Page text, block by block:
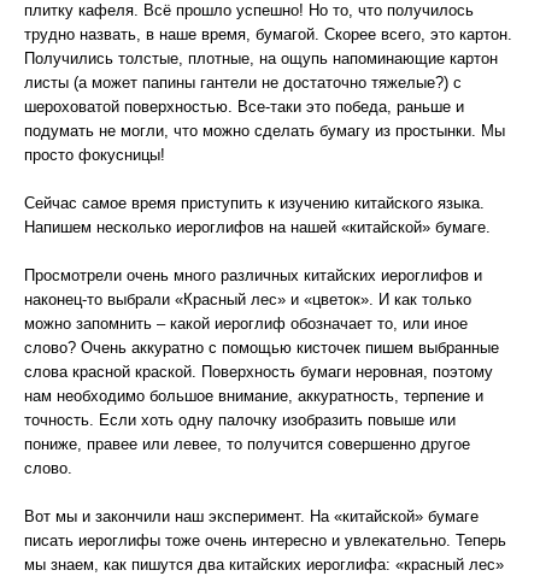
плитку кафеля. Всё прошло успешно! Но то, что получилось
трудно назвать, в наше время, бумагой. Скорее всего, это картон.
Получились толстые, плотные, на ощупь напоминающие картон
листы (а может папины гантели не достаточно тяжелые?) с
шероховатой поверхностью. Все-таки это победа, раньше и
подумать не могли, что можно сделать бумагу из простынки. Мы
просто фокусницы!
Сейчас самое время приступить к изучению китайского языка.
Напишем несколько иероглифов на нашей «китайской» бумаге.
Просмотрели очень много различных китайских иероглифов и
наконец-то выбрали «Красный лес» и «цветок». И как только
можно запомнить – какой иероглиф обозначает то, или иное
слово? Очень аккуратно с помощью кисточек пишем выбранные
слова красной краской. Поверхность бумаги неровная, поэтому
нам необходимо большое внимание, аккуратность, терпение и
точность. Если хоть одну палочку изобразить повыше или
пониже, правее или левее, то получится совершенно другое
слово.
Вот мы и закончили наш эксперимент. На «китайской» бумаге
писать иероглифы тоже очень интересно и увлекательно. Теперь
мы знаем, как пишутся два китайских иероглифа: «красный лес»